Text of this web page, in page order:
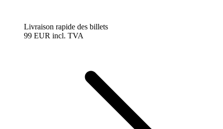
Livraison rapide des billets
99 EUR incl. TVA